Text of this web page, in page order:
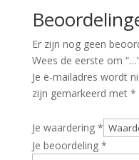
Er zijn nog geen
Wees de eerste om
Je e-mailadres wordt
zijn gemarkeerd met *
Je waardering *
Je beoordeling *